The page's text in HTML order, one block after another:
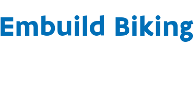
Embuild Biking